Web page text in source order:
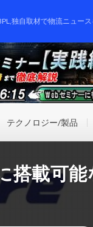
独自取材で物流ニュー
テクノロジー/製品
搭載可